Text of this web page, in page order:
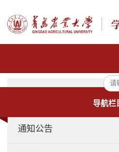
导航栏
通知公告